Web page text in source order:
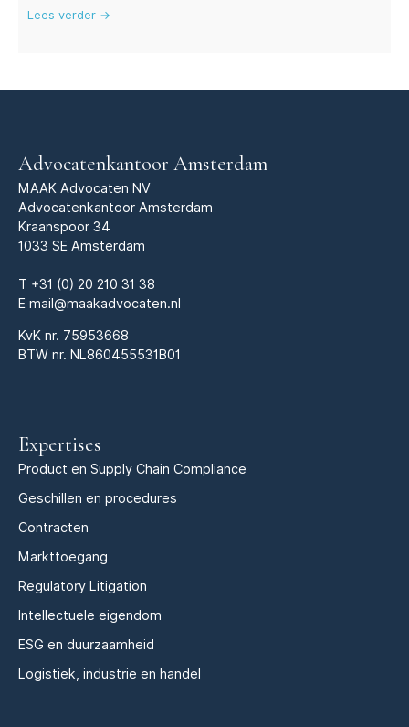
Lees verder →
Advocatenkantoor Amsterdam
MAAK Advocaten NV
Advocatenkantoor Amsterdam
Kraanspoor 34
1033 SE Amsterdam
T +31 (0) 20 210 31 38
E mail@maakadvocaten.nl
KvK nr. 75953668
BTW nr. NL860455531B01
Expertises
Product en Supply Chain Compliance
Geschillen en procedures
Contracten
Markttoegang
Regulatory Litigation
Intellectuele eigendom
ESG en duurzaamheid
Logistiek, industrie en handel